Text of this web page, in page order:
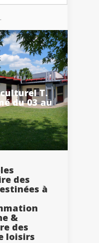
T.
du 03 au
des
à
&
des
loisirs